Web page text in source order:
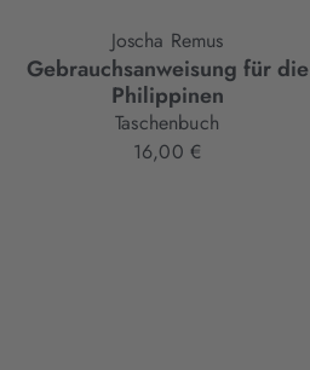
Joscha Remus
Gebrauchsanweisung für die
Philippinen
Taschenbuch
16,00 €